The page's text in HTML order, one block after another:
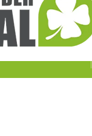
0180 – 421399
6, 2988 CK Ridderkerk
Vacatures